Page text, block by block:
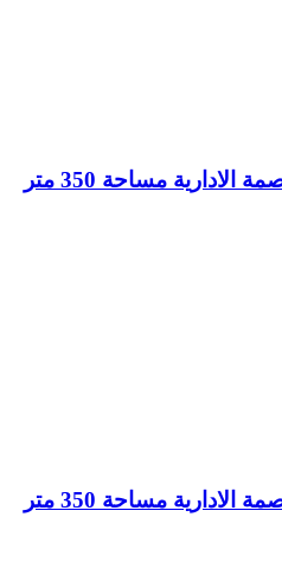
مساحة 350 متر
مساحة 350 متر